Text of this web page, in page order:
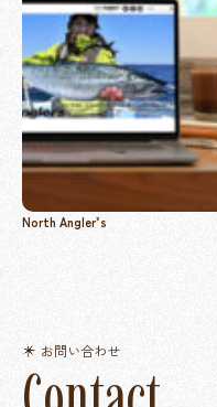
North Angler’s
お問い合わせ